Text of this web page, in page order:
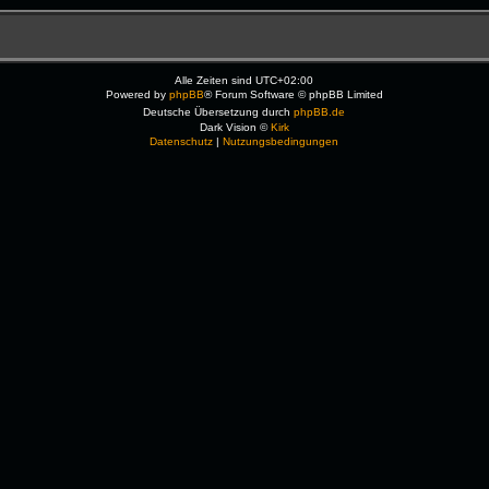
Alle Zeiten sindUTC+02:00
Powered by phpBB® Forum Software © phpBB Limited
Deutsche Übersetzung durchphpBB.de
Dark Vision ©Kirk
Datenschutz |Nutzungsbedingungen